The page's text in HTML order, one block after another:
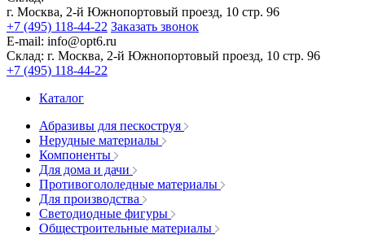
г. Москва, 2-й Южнопортовый проезд, 10 стр. 96
+7 (495) 118-44-22 Заказать звонок
E-mail: info@opt6.ru
Склад: г. Москва, 2-й Южнопортовый проезд, 10 стр. 96
+7 (495) 118-44-22
Каталог
Абразивы для пескоструя
Нерудные материалы
Компоненты
Для дома и дачи
Противогололедные материалы
Для производства
Светодиодные фигуры
Общестроительные материалы